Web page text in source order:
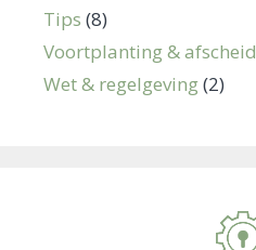
Tips (8)
Voortplanting & afscheid
Wet & regelgeving(2)